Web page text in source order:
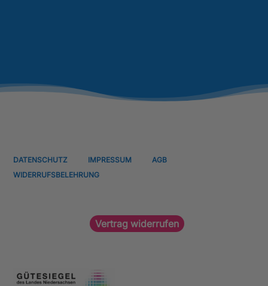
DATENSCHUTZ IMPRESSUM
AGB
WIDERRUFSBELEHRUNG
Vertrag widerrufen